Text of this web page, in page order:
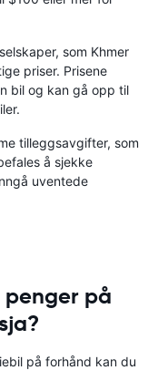
som Khmer
priser. Prisene
bil og kan gå opp til
tilleggsavgifter, som
å sjekke
uventede
penger på
på forhånd kan du